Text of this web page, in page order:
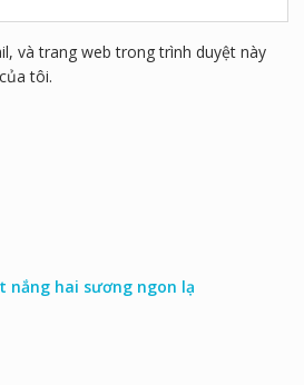
và trang web trong trình duyệt này
tôi.
nắng hai sương ngon lạ